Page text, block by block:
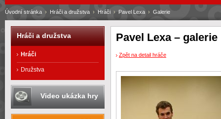
Pavel Lexa – galerie
Zpět na detail hráče
Úvodní stránka › Hráči a družstva › Hráči › Pavel Lexa › Galerie
Hráči a družstva
Hráči
Družstva
Video ukázka hry